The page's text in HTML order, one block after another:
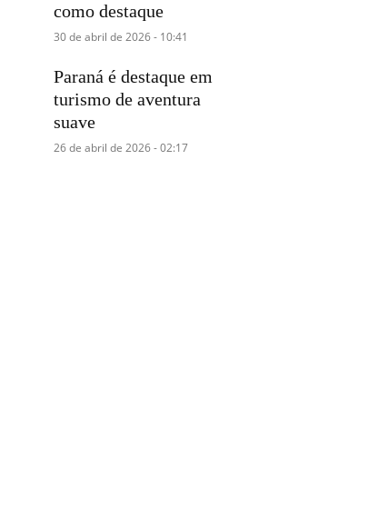
como destaque
30 de abril de 2026 - 10:41
Paraná é destaque em
turismo de aventura
suave
26 de abril de 2026 - 02:17